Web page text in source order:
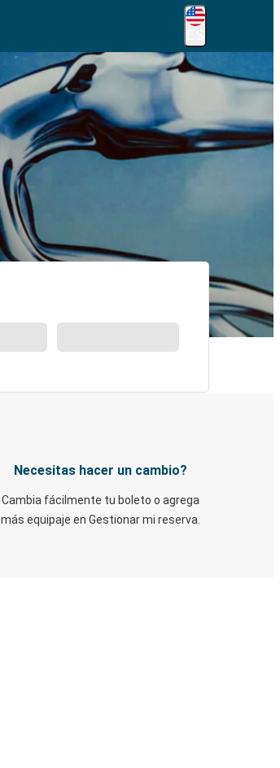
Necesitas hacer un cambio?
Cambia fácilmente tu boleto o agrega
más equipaje en Gestionar mi reserva.